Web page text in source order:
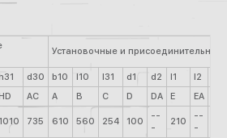
Установочные и
d30 b10 l10 l31 d1 d2 l1 l2
AC A B C D DА E ЕА
1010 735 610 560 254 100
--
-
210
--
-